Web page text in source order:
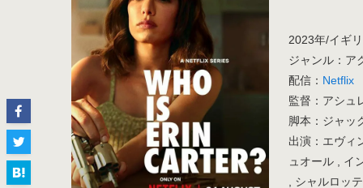
2023年/イギ
ジャンル：ア
配信： Netflix
監督：アシュ
脚本：ジャッ
出演：エヴィ
ュオール , イ
, シャルロッ